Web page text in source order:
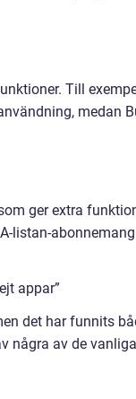
Till
medan
ger extra
listan-
appar”
det har funnits
några av de